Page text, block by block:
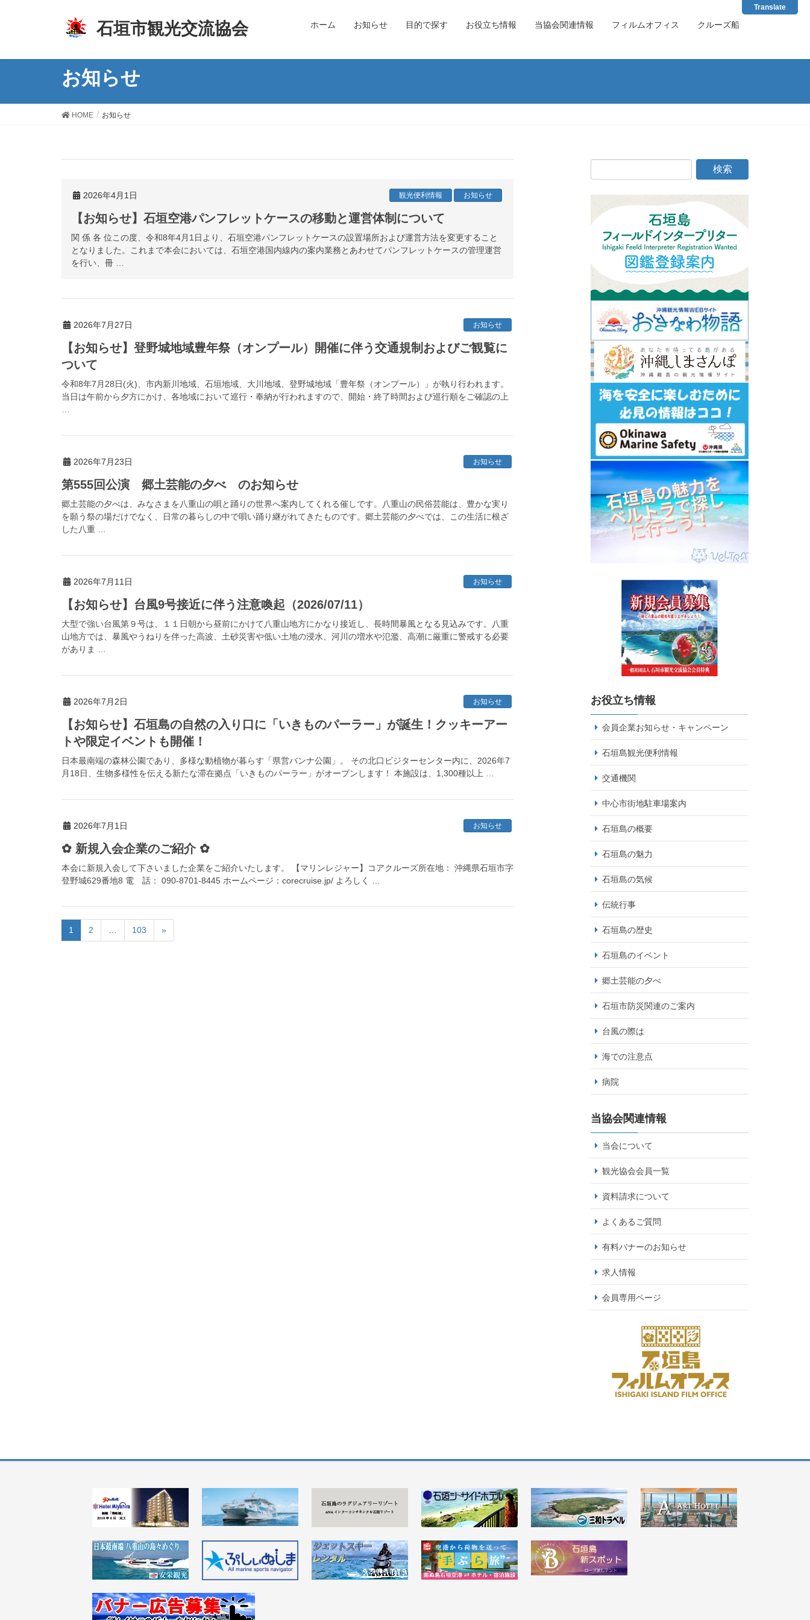
石垣市観光交流協会 ホーム お知らせ 目的で探す お役立ち情報 当協会関連情報 フィルムオフィス クルーズ船
お知らせ
HOME お知らせ
2026年4月1日 お知らせ
観光便利情報
【お知らせ】石垣空港パンフレットケースの移動と運営体制について
関 係 各 位この度、令和8年4月1日より、石垣空港パンフレットケースの設置場所および運営方法を変更すること
となりました。これまで本会においては、石垣空港国内線内の案内業務とあわせてパンフレットケースの管理運営
を行い、冊 …
2026年7月27日 お知らせ
【お知らせ】登野城地域豊年祭（オンプール）開催に伴う交通規制およびご観覧に
ついて
令和8年7月28日(火)、市内新川地域、石垣地域、大川地域、登野城地域「豊年祭（オンプール）」が執り行われます。
当日は午前から夕方にかけ、各地域において巡行・奉納が行われますので、開始・終了時間および巡行順をご確認の上
2026年7月23日 お知らせ
第555回公演 郷土芸能の夕べ のお知らせ
郷土芸能の夕べは、みなさまを八重山の唄と踊りの世界へ案内してくれる催しです。八重山の民俗芸能は、豊かな実り
を願う祭の場だけでなく、日常の暮らしの中で唄い踊り継がれてきたものです。郷土芸能の夕べでは、この生活に根ざ
した八重 …
2026年7月11日 お知らせ
【お知らせ】台風9号接近に伴う注意喚起（2026/07/11）
大型で強い台風第９号は、１１日朝から昼前にかけて八重山地方にかなり接近し、長時間暴風となる見込みです。八重
山地方では、暴風やうねりを伴った高波、土砂災害や低い土地の浸水、河川の増水や氾濫、高潮に厳重に警戒する必要
がありま …
2026年7月2日 お知らせ
【お知らせ】石垣島の自然の入り口に「いきものパーラー」が誕生！クッキーアー
トや限定イベントも開催！
日本最南端の森林公園であり、多様な動植物が暮らす「県営バンナ公園」。 その北口ビジターセンター内に、2026年7
月18日、生物多様性を伝える新たな滞在拠点「いきものパーラー」がオープンします！ 本施設は、1,300種以上 …
2026年7月1日 お知らせ
✿ 新規入会企業のご紹介 ✿
本会に新規入会して下さいました企業をご紹介いたします。 【マリンレジャー】コアクルーズ所在地： 沖縄県石垣市字
登野城629番地8 電 話： 090-8701-8445 ホームページ：corecruise.jp/ よろしく …
1 2 103 »
お役立ち情報
会員企業お知らせ・キャンペーン
石垣島観光便利情報
交通機関
中心市街地駐車場案内
石垣島の概要
石垣島の魅力
石垣島の気候
伝統行事
石垣島の歴史
石垣島のイベント
郷土芸能の夕べ
石垣市防災関連のご案内
台風の際は
海での注意点
病院
当協会関連情報
当会について
観光協会会員一覧
資料請求について
よくあるご質問
有料バナーのお知らせ
求人情報
会員専用ページ
Translate